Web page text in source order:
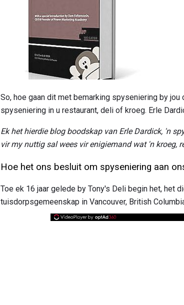
So, hoe gaan dit met bemarking spyseniering by
spyseniering in u restaurant, deli of kroeg. Erle
Ek het hierdie blog boodskap van Erle Dardick, 'n
vir my nuttig sal wees vir enigiemand wat 'n kroeg,
Hoe het ons besluit om spyseniering aan
Toe ek 16 jaar gelede by Tony's Deli begin het, het
tuisdorpsgemeenskap in Vancouver, British